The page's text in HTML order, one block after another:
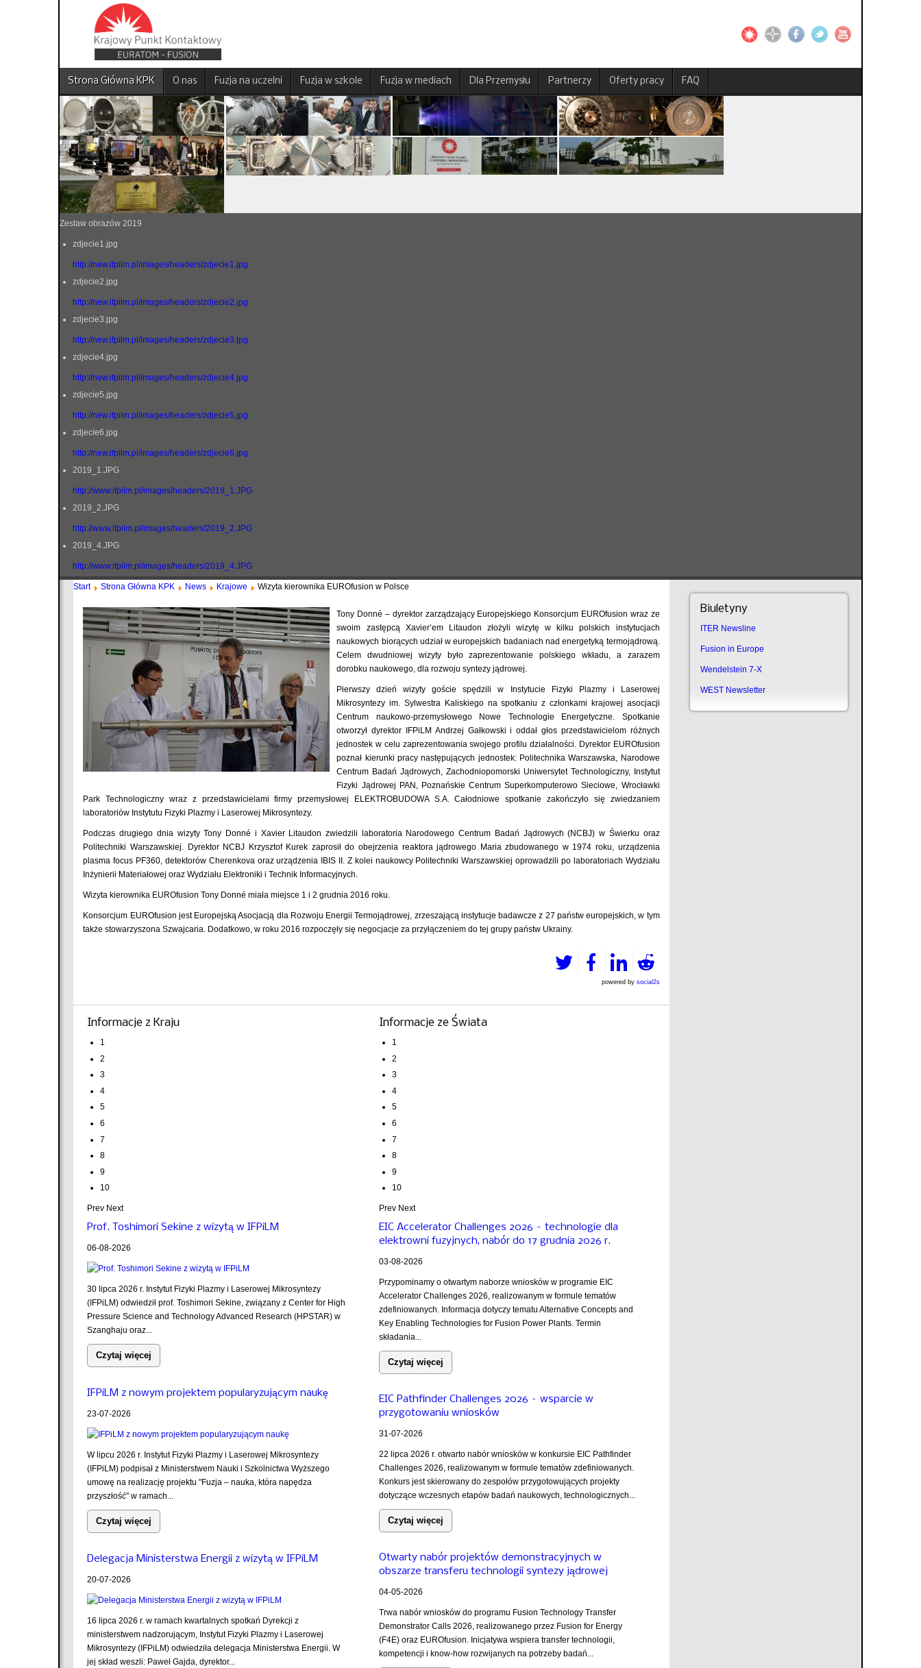
Strona Główna KPK O nas Fuzja na uczelni Fuzja w szkole Fuzja w mediach Dla Przemysłu Partnerzy Oferty pracy FAQ
Zestaw obrazów 2019
zdjecie1.jpg
http://new.ifpilm.pl/images/headers/zdjecie1.jpg
zdjecie2.jpg
http://new.ifpilm.pl/images/headers/zdjecie2.jpg
zdjecie3.jpg
http://new.ifpilm.pl/images/headers/zdjecie3.jpg
zdjecie4.jpg
http://new.ifpilm.pl/images/headers/zdjecie4.jpg
zdjecie5.jpg
http://new.ifpilm.pl/images/headers/zdjecie5.jpg
zdjecie6.jpg
http://new.ifpilm.pl/images/headers/zdjecie6.jpg
2019_1.JPG
http://www.ifpilm.pl/images/headers/2019_1.JPG
2019_2.JPG
http://www.ifpilm.pl/images/headers/2019_2.JPG
2019_4.JPG
http://www.ifpilm.pl/images/headers/2019_4.JPG
Start Strona Główna KPK News Krajowe Wizyta kierownika EUROfusion w Polsce
Tony Donné – dyrektor zarządzający Europejskiego Konsorcjum EUROfusion wraz ze
swoim zastępcą Xavier’em Litaudon złożyli wizytę w kilku polskich instytucjach
naukowych biorących udział w europejskich badaniach nad energetyką termojądrową.
Celem dwudniowej wizyty było zaprezentowanie polskiego wkładu, a zarazem
dorobku naukowego, dla rozwoju syntezy jądrowej.
Pierwszy dzień wizyty goście spędzili w Instytucie Fizyki Plazmy i Laserowej
Mikrosyntezy im. Sylwestra Kaliskiego na spotkaniu z członkami krajowej asocjacji
Centrum naukowo-przemysłowego Nowe Technologie Energetyczne. Spotkanie
otworzył dyrektor IFPiLM Andrzej Gałkowski i oddał głos przedstawicielom różnych
jednostek w celu zaprezentowania swojego profilu działalności. Dyrektor EUROfusion
poznał kierunki pracy następujących jednostek: Politechnika Warszawska, Narodowe
Centrum Badań Jądrowych, Zachodniopomorski Uniwersytet Technologiczny, Instytut
Fizyki Jądrowej PAN, Poznańskie Centrum Superkomputerowo Sieciowe, Wrocławki
Park Technologiczny wraz z przedstawicielami firmy przemysłowej ELEKTROBUDOWA S.A. Całodniowe spotkanie zakończyło się zwiedzaniem
laboratoriów Instytutu Fizyki Plazmy i Laserowej Mikrosyntezy.
Podczas drugiego dnia wizyty Tony Donné i Xavier Litaudon zwiedzili laboratoria Narodowego Centrum Badań Jądrowych (NCBJ) w Świerku oraz
Politechniki Warszawskiej. Dyrektor NCBJ Krzysztof Kurek zaprosił do obejrzenia reaktora jądrowego Maria zbudowanego w 1974 roku, urządzenia
plasma focus PF360, detektorów Cherenkova oraz urządzenia IBIS II. Z kolei naukowcy Politechniki Warszawskiej oprowadzili po laboratoriach Wydziału
Inżynierii Materiałowej oraz Wydziału Elektroniki i Technik Informacyjnych.
Wizyta kierownika EUROfusion Tony Donné miała miejsce 1 i 2 grudnia 2016 roku.
Konsorcjum EUROfusion jest Europejską Asocjacją dla Rozwoju Energii Termojądrowej, zrzeszającą instytucje badawcze z 27 państw europejskich, w tym
także stowarzyszona Szwajcaria. Dodatkowo, w roku 2016 rozpoczęły się negocjacje za przyłączeniem do tej grupy państw Ukrainy.
powered by social2s
Informacje z Kraju
1
2
3
4
5
6
7
8
9
10
Prev Next
Prof. Toshimori Sekine z wizytą w IFPiLM
06-08-2026
30 lipca 2026 r. Instytut Fizyki Plazmy i Laserowej Mikrosyntezy
(IFPiLM) odwiedził prof. Toshimori Sekine, związany z Center for High
Pressure Science and Technology Advanced Research (HPSTAR) w
Szanghaju oraz...
Czytaj więcej
IFPiLM z nowym projektem popularyzującym naukę
23-07-2026
W lipcu 2026 r. Instytut Fizyki Plazmy i Laserowej Mikrosyntezy
(IFPiLM) podpisał z Ministerstwem Nauki i Szkolnictwa Wyższego
umowę na realizację projektu "Fuzja – nauka, która napędza
przyszłość" w ramach...
Czytaj więcej
Delegacja Ministerstwa Energii z wizytą w IFPiLM
20-07-2026
16 lipca 2026 r. w ramach kwartalnych spotkań Dyrekcji z
ministerstwem nadzorującym, Instytut Fizyki Plazmy i Laserowej
Mikrosyntezy (IFPiLM) odwiedziła delegacja Ministerstwa Energii. W
jej skład weszli: Paweł Gajda, dyrektor...
Informacje ze Świata
1
2
3
4
5
6
7
8
9
10
Prev Next
EIC Accelerator Challenges 2026 – technologie dla
elektrowni fuzyjnych, nabór do 17 grudnia 2026 r.
03-08-2026
Przypominamy o otwartym naborze wniosków w programie EIC
Accelerator Challenges 2026, realizowanym w formule tematów
zdefiniowanych. Informacja dotyczy tematu Alternative Concepts and
Key Enabling Technologies for Fusion Power Plants. Termin
składania...
Czytaj więcej
EIC Pathfinder Challenges 2026 – wsparcie w
przygotowaniu wniosków
31-07-2026
22 lipca 2026 r. otwarto nabór wniosków w konkursie EIC Pathfinder
Challenges 2026, realizowanym w formule tematów zdefiniowanych.
Konkurs jest skierowany do zespołów przygotowujących projekty
dotyczące wczesnych etapów badań naukowych, technologicznych...
Czytaj więcej
Otwarty nabór projektów demonstracyjnych w
obszarze transferu technologii syntezy jądrowej
04-05-2026
Trwa nabór wniosków do programu Fusion Technology Transfer
Demonstrator Calls 2026, realizowanego przez Fusion for Energy
(F4E) oraz EUROfusion. Inicjatywa wspiera transfer technologii,
kompetencji i know-how rozwijanych na potrzeby badań...
Biuletyny
ITER Newsline
Fusion in Europe
Wendelstein 7-X
WEST Newsletter